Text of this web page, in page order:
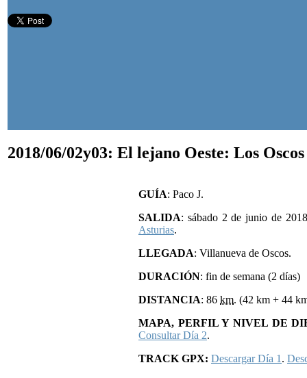
2018/06/02y03: El lejano Oeste: Los
GUÍA: Paco J.
SALIDA: sábado 2 de junio de
Asturias.
LLEGADA: Villanueva de Oscos.
DURACIÓN: fin de semana (2 días)
DISTANCIA: 86 km. (42 km + 44
MAPA, PERFIL Y NIVEL DE
Consultar Día 2.
TRACK GPX: Descargar Día 1.